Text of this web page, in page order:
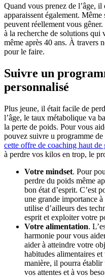
Quand vous prenez de l’âge,
apparaissent également.
peuvent réellement vous
à la recherche de solutions qui
même après 40 ans. À travers
pour le faire.
Suivre un
personnalisé
Plus jeune, il était facile de
l’âge, le taux métabolique va
la perte de poids. Pour vous
pouvez suivre u programme
cette offre de coaching haut
à perdre vos kilos en trop, le
Votre mindset. Pour
perdre du poids même
bon état d’esprit. C’est
une grande importance
utilise d’ailleurs des
esprit et exploiter votre
Votre alimentation.
harmonie pour vous
aider à atteindre votre
habitudes alimentaires
manière, il pourra établir
vos attentes et à vos